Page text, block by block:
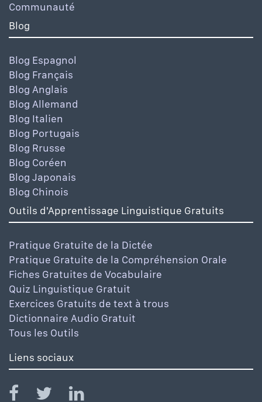
Communauté
Blog
Blog Espagnol
Blog Français
Blog Anglais
Blog Allemand
Blog Italien
Blog Portugais
Blog Rrusse
Blog Coréen
Blog Japonais
Blog Chinois
Outils d'Apprentissage Linguistique Gratuits
Pratique Gratuite de la Dictée
Pratique Gratuite de la Compréhension Orale
Fiches Gratuites de Vocabulaire
Quiz Linguistique Gratuit
Exercices Gratuits de text à trous
Dictionnaire Audio Gratuit
Tous les Outils
Liens sociaux